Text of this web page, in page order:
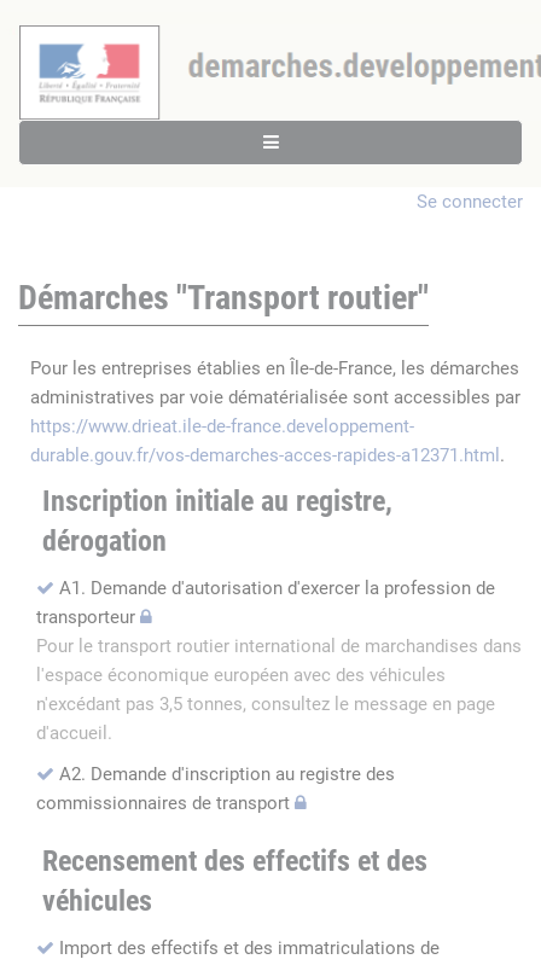
Se connecter
Démarches "Transport routier"
Pour les entreprises établies en Île-de-France, les démarches
administratives par voie dématérialisée sont accessibles par
https://www.drieat.ile-de-france.developpement-
durable.gouv.fr/vos-demarches-acces-rapides-a12371.html .
Inscription initiale au registre,
dérogation
A1. Demande d'autorisation d'exercer la profession de
transporteur
Pour le transport routier international de marchandises dans
l'espace économique européen avec des véhicules
n'excédant pas 3,5 tonnes, consultez le message en page
d'accueil.
A2. Demande d'inscription au registre des
commissionnaires de transport
Recensement des effectifs et des
véhicules
Import des effectifs et des immatriculations de